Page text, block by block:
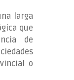
larga
que
de
o